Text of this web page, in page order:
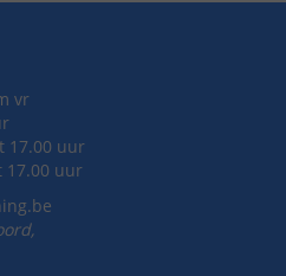
vr
17.00 uur
17.00 uur